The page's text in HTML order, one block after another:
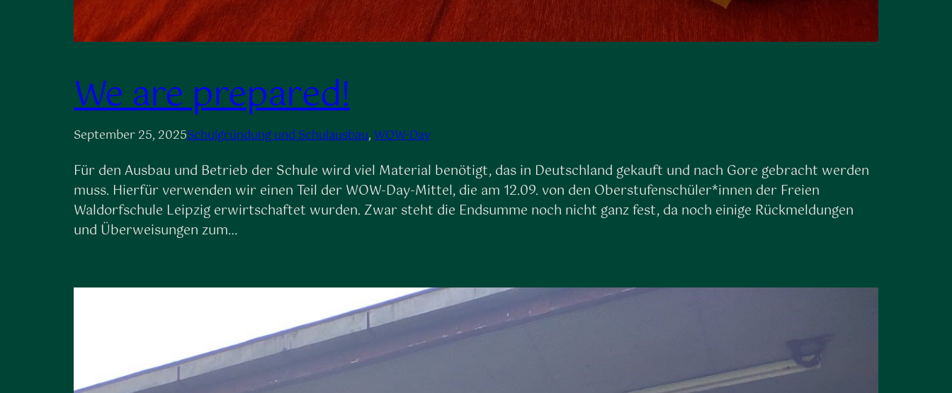
We are prepared!
September 25, 2025Schulgründung und Schulausbau, WOW-Day
Für den Ausbau und Betrieb der Schule wird viel Material benötigt, das in Deutschland gekauft und nach Gore gebracht werden
muss. Hierfür verwenden wir einen Teil der WOW-Day-Mittel, die am 12.09. von den Oberstufenschüler*innen der Freien
Waldorfschule Leipzig erwirtschaftet wurden. Zwar steht die Endsumme noch nicht ganz fest, da noch einige Rückmeldungen
und Überweisungen zum…